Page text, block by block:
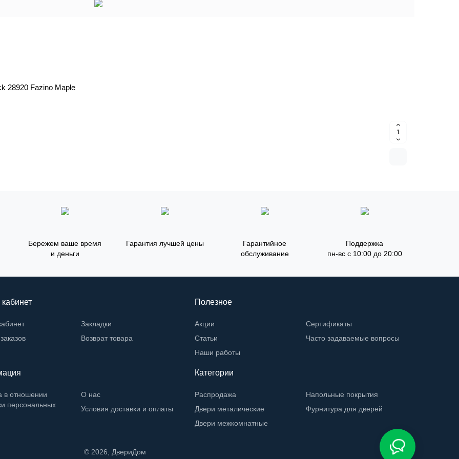
28920 Fazino Maple
Бережем ваше время
и деньги
Гарантия лучшей цены
Гарантийное
обслуживание
Поддержка
пн-вс с 10:00 до 20:00
Закладки
Возврат товара
Полезное
Акции
Статьи
Наши работы
Сертификаты
Часто задаваемые вопросы
в отношении
персональных
О нас
Условия доставки и оплаты
Категории
Распродажа
Двери металические
Двери межкомнатные
Напольные покрытия
Фурнитура для дверей
© 2026 , ДвериДом